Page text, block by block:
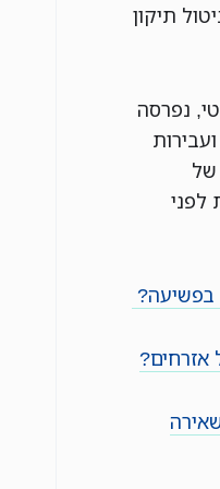
תיקון
נפרסה
של
לפני